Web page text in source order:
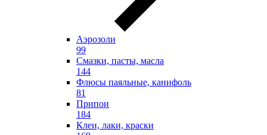
Аэрозоли
99
Смазки, пасты, масла
144
Флюсы паяльные, канифоль
81
Припои
184
Клеи, лаки, краски